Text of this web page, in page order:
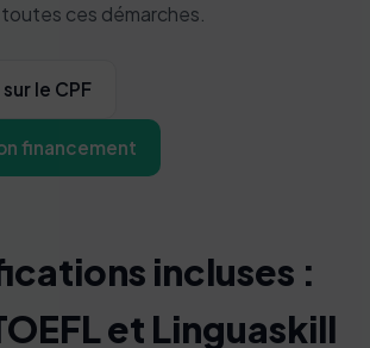
ces démarches.
le CPF
financement
incluses :
et Linguaskill